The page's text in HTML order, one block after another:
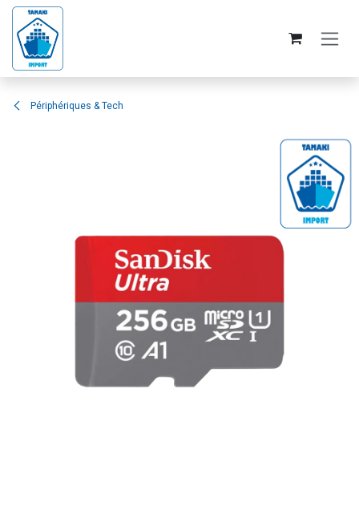
Skip to Content
Périphériques & Tech